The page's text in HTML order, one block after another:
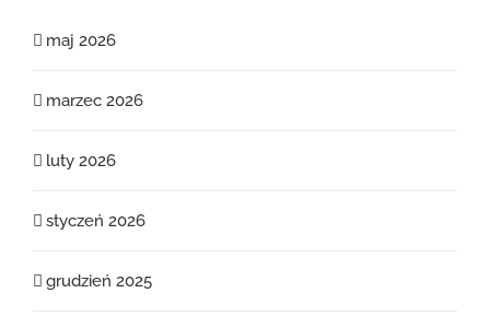
maj 2026
marzec 2026
luty 2026
styczeń 2026
grudzień 2025